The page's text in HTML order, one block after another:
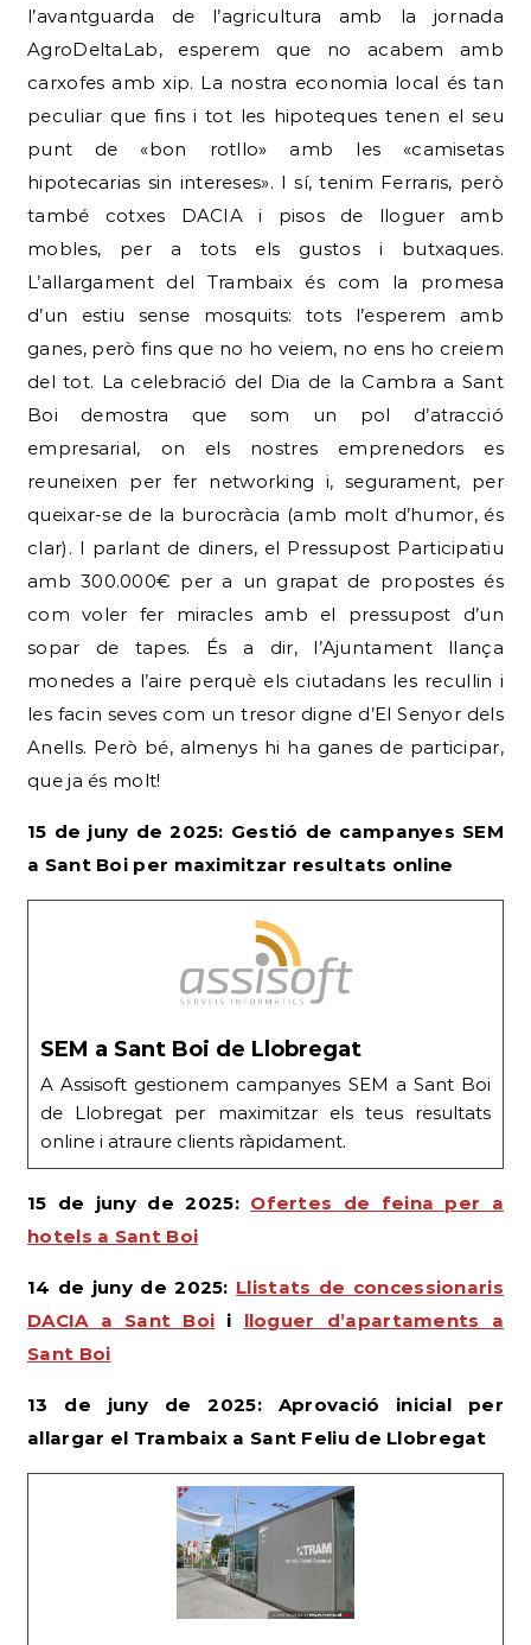
l’avantguarda de l’agricultura amb la jornada
AgroDeltaLab, esperem que no acabem amb
carxofes amb xip. La nostra economia local és tan
peculiar que fins i tot les hipoteques tenen el seu
punt de «bon rotllo» amb les «camisetas
hipotecarias sin intereses». I sí, tenim Ferraris, però
també cotxes DACIA i pisos de lloguer amb
mobles, per a tots els gustos i butxaques.
L’allargament del Trambaix és com la promesa
d’un estiu sense mosquits: tots l’esperem amb
ganes, però fins que no ho veiem, no ens ho creiem
del tot. La celebració del Dia de la Cambra a Sant
Boi demostra que som un pol d’atracció
empresarial, on els nostres emprenedors es
reuneixen per fer networking i, segurament, per
queixar-se de la burocràcia (amb molt d’humor, és
clar). I parlant de diners, el Pressupost Participatiu
amb 300.000€ per a un grapat de propostes és
com voler fer miracles amb el pressupost d’un
sopar de tapes. És a dir, l’Ajuntament llança
monedes a l’aire perquè els ciutadans les recullin i
les facin seves com un tresor digne d’El Senyor dels
Anells. Però bé, almenys hi ha ganes de participar,
que ja és molt!
15 de juny de 2025: Gestió de campanyes SEM
a Sant Boi per maximitzar resultats online
SEM a Sant Boi de Llobregat
A Assisoft gestionem campanyes SEM a Sant Boi
de Llobregat per maximitzar els teus resultats
online i atraure clients ràpidament.
15 de juny de 2025: Ofertes de feina per a
hotels a Sant Boi
14 de juny de 2025: Llistats de concessionaris
DACIA a Sant Boi i lloguer d’apartaments a
Sant Boi
13 de juny de 2025: Aprovació inicial per
allargar el Trambaix a Sant Feliu de Llobregat